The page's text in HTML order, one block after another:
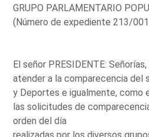
GRUPO PARLAMENTARIO
(Número de expediente 213/
El señor PRESIDENTE:
atender a la comparecencia del
y Deportes e igualmente, como
las solicitudes de
orden del día
realizadas por los diversos